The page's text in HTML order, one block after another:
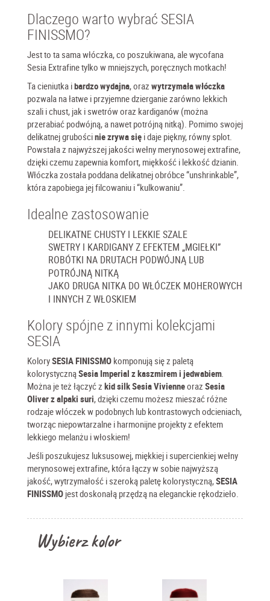
Dlaczego warto wybrać SESIA
FINISSMO?
Jest to ta sama włóczka, co poszukiwana, ale wycofana
Sesia Extrafine tylko w mniejszych, poręcznych motkach!
Ta cieniutka ibardzo wydajna, oraz wytrzymaławłóczka
pozwala na łatwe i przyjemne dzierganie zarówno lekkich
szali i chust, jak i swetrów oraz kardiganów (można
przerabiać podwójną, a nawet potrójną nitką). Pomimo swojej
delikatnej grubościnie zrywa się i daje piękny, równy splot.
Powstała z najwyższej jakości wełny merynosowej extrafine,
dzięki czemu zapewnia komfort, miękkość i lekkość dzianin.
Włóczka została poddana delikatnej obróbce “unshrinkable”,
która zapobiega jej filcowaniu i “kulkowaniu”.
Idealne zastosowanie
DELIKATNE CHUSTY I LEKKIE SZALE
SWETRY I KARDIGANY Z EFEKTEM „MGIEŁKI”
ROBÓTKI NA DRUTACH PODWÓJNĄ LUB
POTRÓJNĄ NITKĄ
JAKO DRUGA NITKA DO WŁÓCZEK MOHEROWYCH
I INNYCH Z WŁOSKIEM
Kolory spójne z innymi kolekcjami
SESIA
KolorySESIA FINISSMO komponują się z paletą
kolorystycznąSesia Imperial z kaszmirem i jedwabiem
Można je też łączyć z kid silkSesia Vivienneoraz Sesia
Oliver z alpaki suri, dzięki czemu możesz mieszać różne
rodzaje włóczek w podobnych lub kontrastowych odcieniach,
tworząc niepowtarzalne i harmonijne projekty z efektem
lekkiego melanżu i włoskiem!
Jeśli poszukujesz luksusowej, miękkiej i supercienkiej wełny
merynosowej extrafine, która łączy w sobie najwyższą
jakość, wytrzymałość i szeroką paletę kolorystyczną,SESIA
FINISSMO jest doskonałą przędzą na eleganckie rękodzieło.
Wybierz kolor